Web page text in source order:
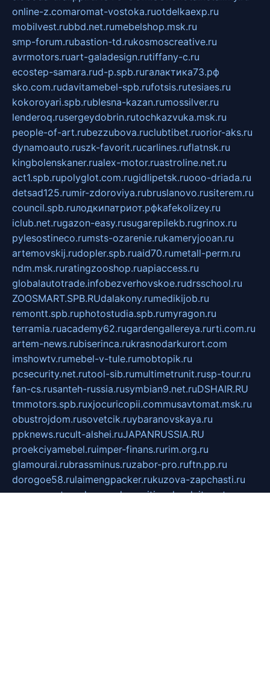
online-z.comaromat-vostoka.ruotdelkaexp.ru
mobilvest.rubbd.net.rumebelshop.msk.ru
smp-forum.rubastion-td.rukosmoscreative.ru
avrmotors.ruart-galadesign.rutiffany-c.ru
ecostep-samara.rud-p.spb.ruгалактика73.рф
sko.com.rudavitamebel-spb.rufotsis.rutesiaes.ru
kokoroyari.spb.rublesna-kazan.rumossilver.ru
lenderoq.rusergeydobrin.rutochkazvuka.msk.ru
people-of-art.rubezzubova.ruclubtibet.ruorior-aks.ru
dynamoauto.ruszk-favorit.rucarlines.ruflatnsk.ru
kingbolenskaner.rualex-motor.ruastroline.net.ru
act1.spb.rupolyglot.com.rugidlipetsk.ruooo-driada.ru
detsad125.rumir-zdoroviya.rubruslanovo.rusiterem.ru
council.spb.ruлодкипатриот.рфkafekolizey.ru
iclub.net.rugazon-easy.rusugarepilekb.rugrinox.ru
pylesostineco.rumsts-ozarenie.rukameryjooan.ru
artemovskij.rudopler.spb.ruaid70.rumetall-perm.ru
ndm.msk.ruratingzooshop.ruapiaccess.ru
globalautotrade.infobezverhovskoe.rudrsschool.ru
ZOOSMART.SPB.RUdalakony.rumedikijob.ru
remontt.spb.ruphotostudia.spb.rumyragon.ru
terramia.ruacademy62.rugardengallereya.rurti.com.ru
artem-news.rubiserinca.rukrasnodarkurort.com
imshowtv.rumebel-v-tule.rumobtopik.ru
pcsecurity.net.rutool-sib.rumultimetrunit.rusp-tour.ru
fan-cs.rusanteh-russia.rusymbian9.net.ruDSHAIR.RU
tmmotors.spb.ruxjocuricopii.commusavtomat.msk.ru
obustrojdom.rusovetcik.ruybaranovskaya.ru
ppknews.rucult-alshei.ruJAPANRUSSIA.RU
proekciyamebel.ruimper-finans.rurim.org.ru
glamourai.rubrassminus.ruzabor-pro.ruftn.pp.ru
dorogoe58.rulaimengpacker.rukuzova-zapchasti.ru
sageerp.rutaxodrom.rudsrazvitie.ruhardcity.net.ru